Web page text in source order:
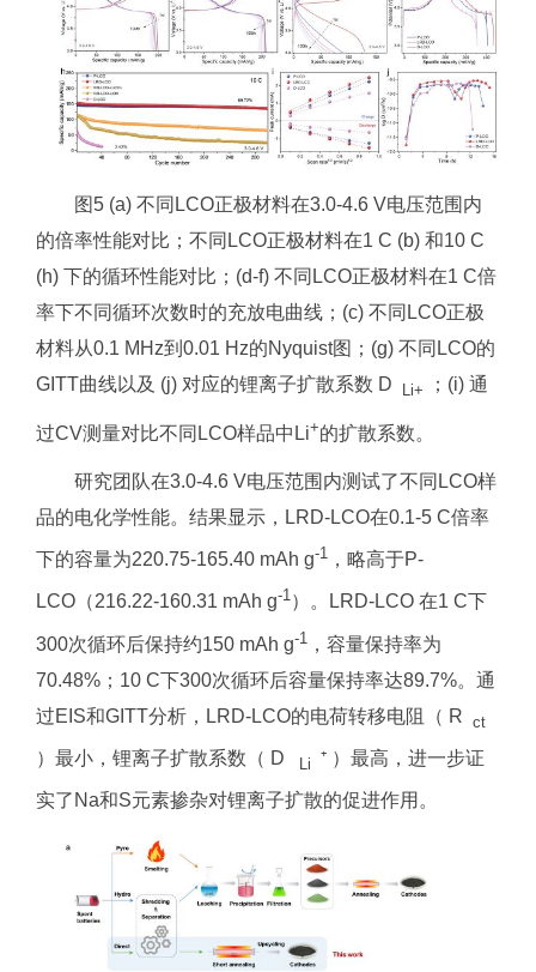
图5 (a) 不同LCO正极材料在3.0-4.6 V电压范围内
的倍率性能对比；不同LCO正极材料在1 C (b) 和10 C
(h) 下的循环性能对比；(d-f) 不同LCO正极材料在1 C倍
率下不同循环次数时的充放电曲线；(c) 不同LCO正极
材料从0.1 MHz到0.01 Hz的Nyquist图；(g) 不同LCO的
GITT曲线以及 (j) 对应的锂离子扩散系数 D
Li+ ；(i) 通
过CV测量对比不同LCO样品中Li+的扩散系数。
研究团队在3.0-4.6 V电压范围内测试了不同LCO样
品的电化学性能。结果显示，LRD-LCO在0.1-5 C倍率
下的容量为220.75-165.40 mAh g-1 ，略高于P-
LCO（216.22-160.31 mAh g-1）。LRD-LCO 在1 C下
300次循环后保持约150 mAh g-1 ，容量保持率为
70.48%；10 C下300次循环后容量保持率达89.7%。通
过EIS和GITT分析，LRD-LCO的电荷转移电阻（ R ct
）最小，锂离子扩散系数（ D Li ⁺ ）最高，进一步证
实了Na和S元素掺杂对锂离子扩散的促进作用。